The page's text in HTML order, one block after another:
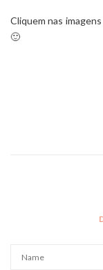
Cliquem nas
🙂